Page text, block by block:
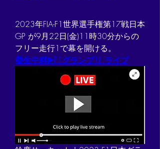
2023年FIA-F1世界選手権第17戦日本
GP が9月22日(金)11時30分からの
フリー走行1で幕を開ける。
🔴生中継▶️F1グランプリ ライブ